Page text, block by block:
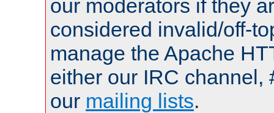
our moderators if they
considered invalid/off-
manage the Apache
either our IRC channel,
our mailing lists.